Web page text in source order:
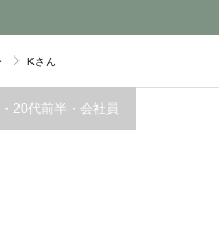
Kさん
20代前半・会社員